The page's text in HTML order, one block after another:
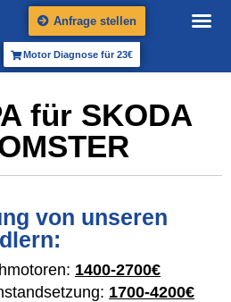
Anfrage stellen
Motor Diagnose für 23€
für SKODA
von unseren
1400-2700€
1700-4200€